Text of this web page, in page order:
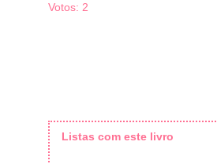
Votos: 2
Listas com este livro